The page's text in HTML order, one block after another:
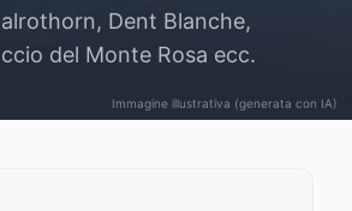
Immagine illustrativa (generata con IA)
Dent Blanche,
del Monte Rosa ecc.